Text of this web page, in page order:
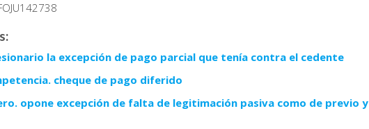
la excepción de pago parcial que tenía contra el cedente
cheque de pago diferido
opone excepción de falta de legitimación pasiva como de previo y